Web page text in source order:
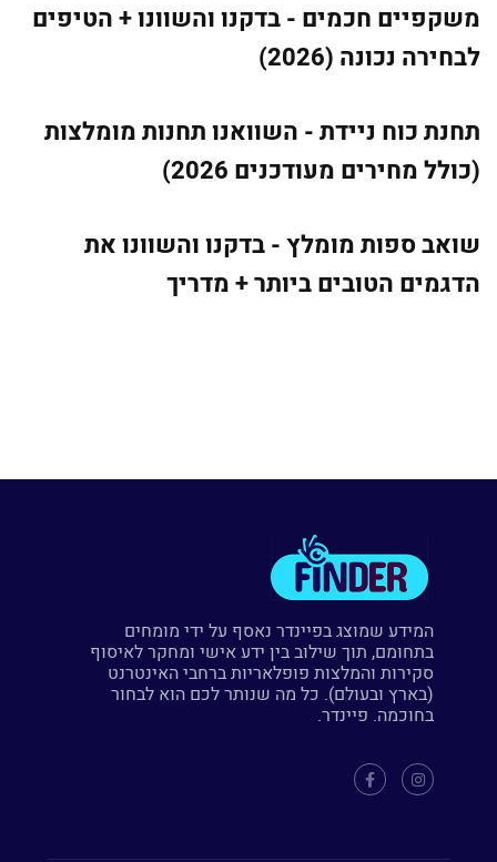
משקפיים חכמים - בדקנו והשוונו + הטיפים
לבחירה נכונה (2026)
תחנת כוח ניידת - השוואנו תחנות מומלצות
(כולל מחירים מעודכנים 2026)
שואב ספות מומלץ - בדקנו והשוונו את
הדגמים הטובים ביותר + מדריך
המידע שמוצג בפיינדר נאסף על ידי מומחים
בתחומם, תוך שילוב בין ידע אישי ומחקר לאיסוף
סקירות והמלצות פופלאריות ברחבי האינטרנט
(בארץ ובעולם). כל מה שנותר לכם הוא לבחור
בחוכמה. פיינדר.